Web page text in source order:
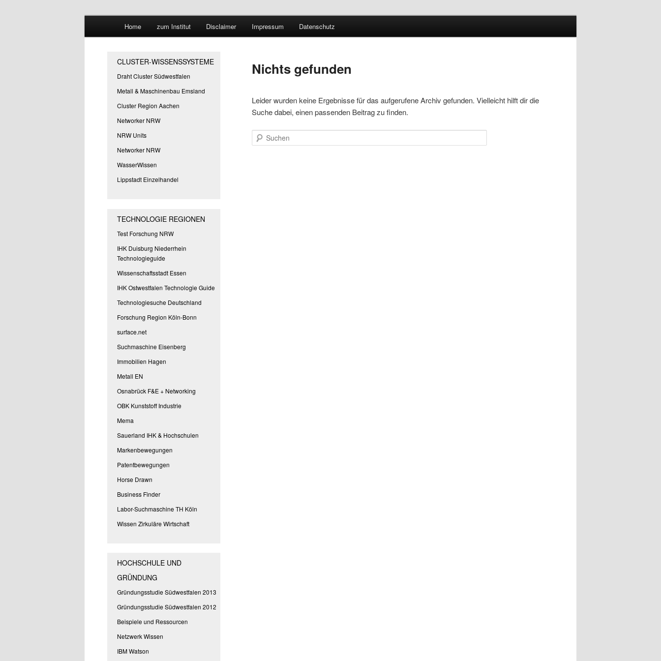
Zum
Inhalt
Zum
Inhalt
Home zum Institut Disclaimer Impressum Datenschutz
Nichts gefunden
Leider wurden keine Ergebnisse für das aufgerufene Archiv gefunden. Vielleicht hilft dir die
Suche dabei, einen passenden Beitrag zu finden.
Suchen
CLUSTER-WISSENSSYSTEME
Draht Cluster Südwestfalen
Metall & Maschinenbau Emsland
Cluster Region Aachen
Networker NRW
NRW Units
Networker NRW
WasserWissen
Lippstadt Einzelhandel
TECHNOLOGIE REGIONEN
Test Forschung NRW
IHK Duisburg Niederrhein
Technologieguide
Wissenschaftsstadt Essen
IHK Ostwestfalen Technologie Guide
Technologiesuche Deutschland
Forschung Region Köln-Bonn
surface.net
Suchmaschine Eisenberg
Immobilien Hagen
Metall EN
Osnabrück F&E + Networking
OBK Kunststoff Industrie
Mema
Sauerland IHK & Hochschulen
Markenbewegungen
Patentbewegungen
Horse Drawn
Business Finder
Labor-Suchmaschine TH Köln
Wissen Zirkuläre Wirtschaft
HOCHSCHULE UND
GRÜNDUNG
Gründungsstudie Südwestfalen 2013
Gründungsstudie Südwestfalen 2012
Beispiele und Ressourcen
Netzwerk Wissen
IBM Watson